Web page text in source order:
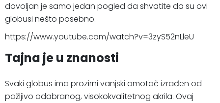
dovoljan je samo jedan pogled da shvatite da su ovi
globusi nešto posebno.
https://www.youtube.com/watch?v=3zyS52nLleU
Tajna je u znanosti
Svaki globus ima prozirni vanjski omotač izrađen od
pažljivo odabranog, visokokvalitetnog akrila. Ovaj